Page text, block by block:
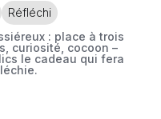
Réfléchi
: place à trois
curiosité, cocoon –
le cadeau qui fera